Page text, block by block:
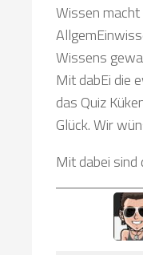
Wissen
Wissens
Mit dabEi die
das Quiz
Glück. Wir
Mit dabei sind